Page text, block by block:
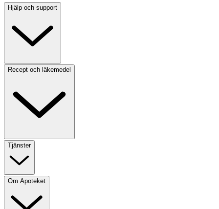
Hjälp och support
Recept och läkemedel
Tjänster
Om Apoteket